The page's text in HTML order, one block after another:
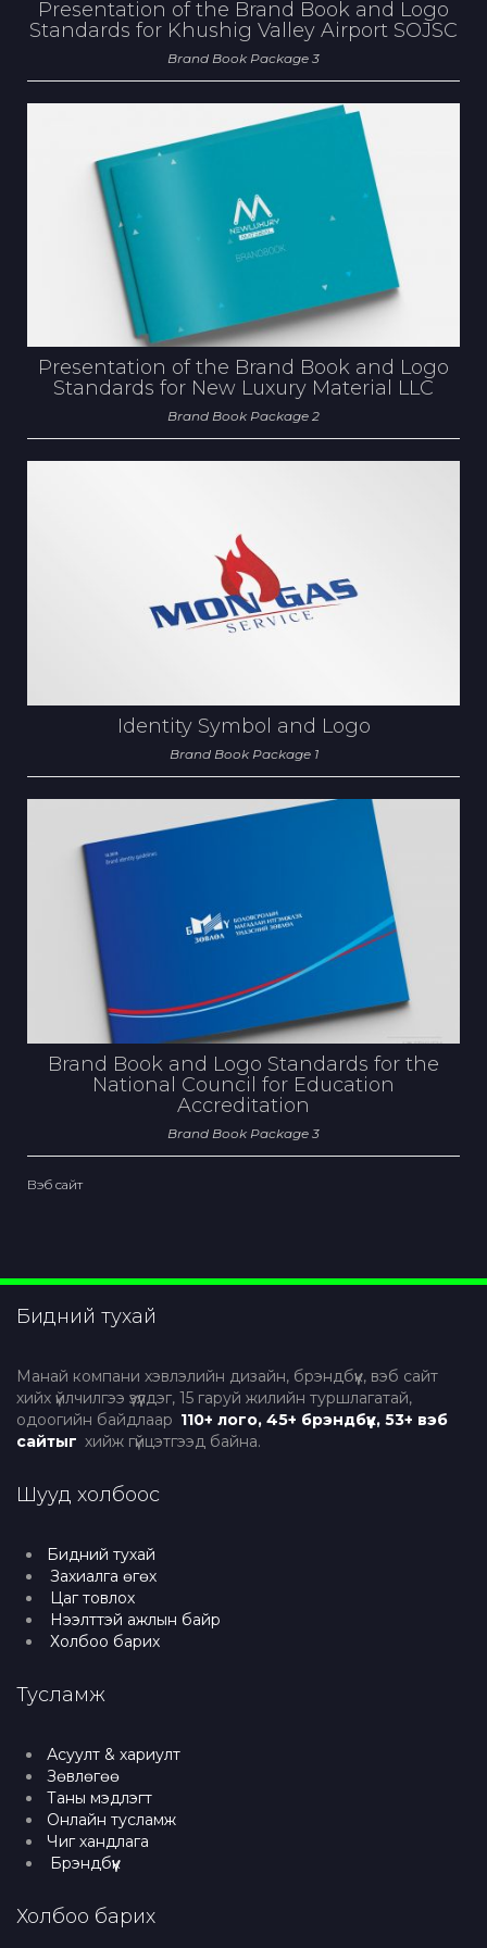
Presentation of the Brand Book and Logo
Standards for Khushig Valley Airport SOJSC
Brand Book Package 3
Presentation of the Brand Book and Logo
Standards for New Luxury Material LLC
Brand Book Package 2
Identity Symbol and Logo
Brand Book Package 1
Brand Book and Logo Standards for the
National Council for Education
Accreditation
Brand Book Package 3
Вэб сайт
Бидний тухай
Манай компани хэвлэлийн дизайн, брэндбүүк, вэб сайт
хийх үйлчилгээ үзүүлдэг, 15 гаруй жилийн туршлагатай,
одоогийн байдлаар 110+ лого, 45+ брэндбүүк, 53+ вэб
сайтыг хийж гүйцэтгээд байна.
Шууд холбоос
Бидний тухай
Захиалга өгөх
Цаг товлох
Нээлттэй ажлын байр
Холбоо барих
Тусламж
Асуулт & хариулт
Зөвлөгөө
Таны мэдлэгт
Онлайн тусламж
Чиг хандлага
Брэндбүүк
Холбоо барих